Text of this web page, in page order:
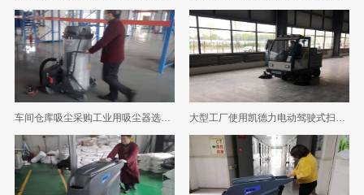
车间仓库吸尘采购工业用吸尘器选择了成都宏雯公司 大型工厂使用凯德力电动驾驶式扫地机效果很不错